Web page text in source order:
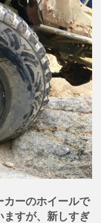
カーのホイールで
ますが、新しすぎ